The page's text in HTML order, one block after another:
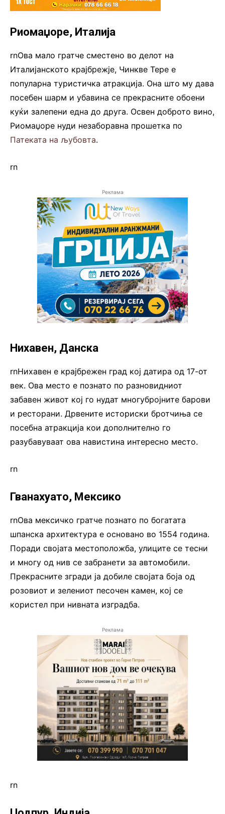
Риомаџоре, Италија
rnОва мало гратче сместено во делот на
Италијанското крајбрежје, Чинкве Тере е
популарна туристичка атракција. Она што му дава
посебен шарм и убавина се прекрасните обоени
куќи залепени еднa до другa. Освен доброто вино,
Риомаџоре нуди незаборавна прошетка по
Патеката на љубовта.
rn
Реклама
Нихавен, Данска
rnНихавен е крајбрежен град кој датира од 17-от
век. Ова место е познато по разновидниот
забавен живот кој го нудат многубројните барови
и ресторани. Дрвените историски бротчиња се
посебна атракција кои дополнително го
разубавуваат ова навистина интересно место.
rn
Гванахуато, Мексико
rnОва мексичко гратче познато по богатата
шпанска архитектура е основано во 1554 година.
Поради својата местоположба, улиците се тесни
и многу од нив се забранети за автомобили.
Прекрасните згради ја добиле својата боја од
розовиот и зелениот песочен камен, кој се
користел при нивната изградба.
Реклама
rn